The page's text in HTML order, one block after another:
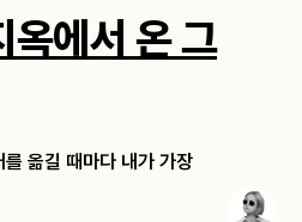
에서 온 그
옮길 때마다 내가 가장